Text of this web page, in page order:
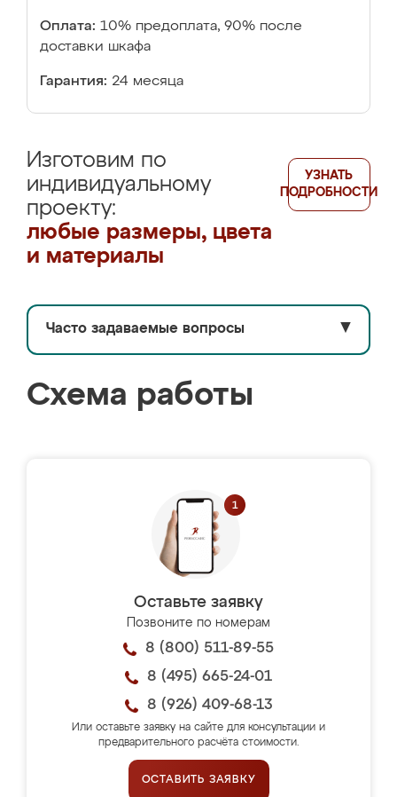
Оплата: 10% предоплата, 90% после
доставки шкафа
Гарантия: 24 месяца
Изготовим по
индивидуальному
проекту:
любые размеры, цвета
и материалы
УЗНАТЬ
ПОДРОБНОСТИ
Часто задаваемые вопросы ▼
Схема работы
Оставьте заявку
Позвоните по номерам
8 (800) 511-89-55
8 (495) 665-24-01
8 (926) 409-68-13
Или оставьте заявку на сайте для консультации и
предварительного расчёта стоимости.
ОСТАВИТЬ ЗАЯВКУ